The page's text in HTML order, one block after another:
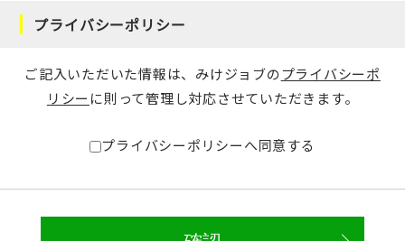
プライバシーポリシー
ご記入いただいた情報は、みけジョブのプライバシーポ
リシー に則って管理し対応させていただきます。
プライバシーポリシーへ同意する